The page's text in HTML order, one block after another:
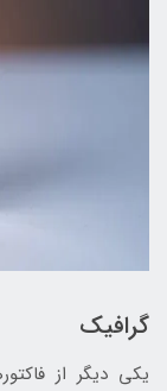
گرافیک
یکی دیگر از